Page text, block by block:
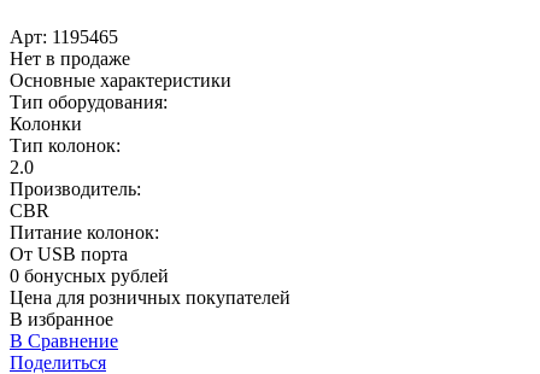
Арт: 1195465
Нет в продаже
Основные характеристики
Тип оборудования:
Колонки
Тип колонок:
2.0
Производитель:
CBR
Питание колонок:
От USB порта
0 бонусных рублей
Цена для розничных покупателей
В избранное
В Сравнение
Поделиться